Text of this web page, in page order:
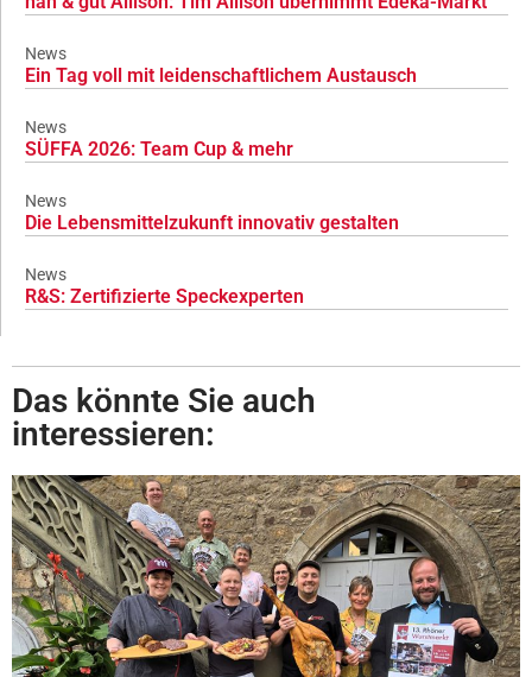
News
Ein Tag voll mit leidenschaftlichem Austausch
News
SÜFFA 2026: Team Cup & mehr
News
Die Lebensmittelzukunft innovativ gestalten
News
R&S: Zertifizierte Speckexperten
Das könnte Sie auch
interessieren: